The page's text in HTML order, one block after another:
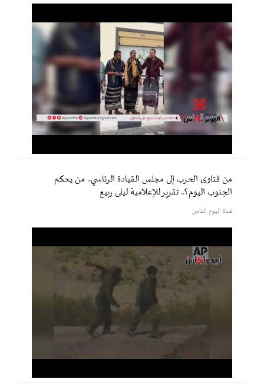
من فتاوى الحرب إلى مجلس القيادة الرئاسي.. من يحكم
الجنوب اليوم؟.. تقرير للإعلامية ليلى ربيع
قناة اليوم الثامن